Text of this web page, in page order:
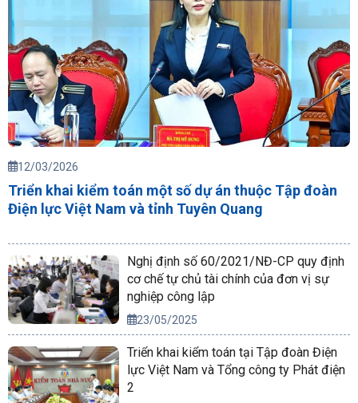
12/03/2026
Triển khai kiểm toán một số dự án thuộc Tập đoàn
Điện lực Việt Nam và tỉnh Tuyên Quang
Nghị định số 60/2021/NĐ-CP quy định
cơ chế tự chủ tài chính của đơn vị sự
nghiệp công lập
23/05/2025
Triển khai kiểm toán tại Tập đoàn Điện
lực Việt Nam và Tổng công ty Phát điện
2